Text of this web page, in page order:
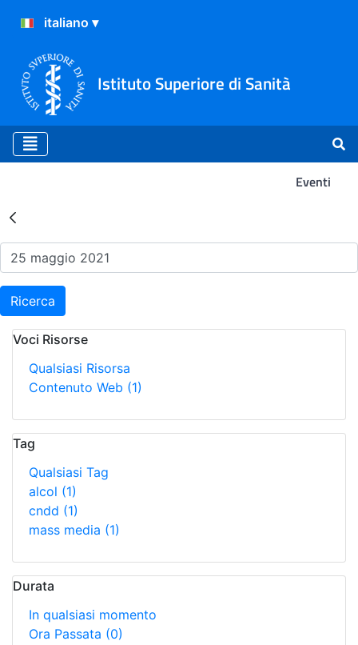
Istituto Superiore di Sanità
Eventi
Risultati della Ricerca -
Ricerca
Voci Risorse
Qualsiasi Risorsa
Contenuto Web (1)
Tag
Qualsiasi Tag
alcol (1)
cndd (1)
mass media (1)
Durata
In qualsiasi momento
Ora Passata (0)